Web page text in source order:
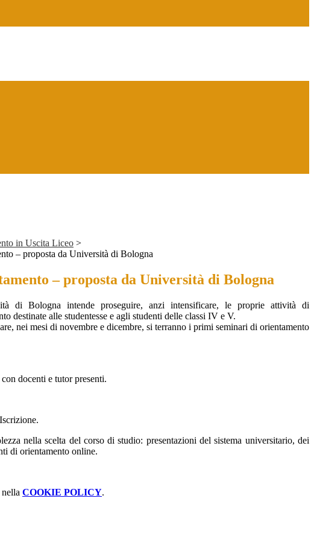
in Uscita Liceo >
– proposta da Università di Bologna
– proposta da Università di Bologna
di Bologna intende proseguire, anzi intensificare, le proprie attività di
destinate alle studentesse e agli studenti delle classi IV e V.
nei mesi di novembre e dicembre, si terranno i primi seminari di orientamento
docenti e tutor presenti.
nella scelta del corso di studio: presentazioni del sistema universitario, dei
di orientamento online.
COOKIE POLICY.